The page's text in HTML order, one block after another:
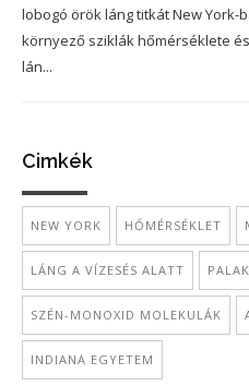
lobogó örök láng titkát New York-
környező sziklák hőmérséklete
lán...
Cimkék
NEW YORK HŐMÉRSÉKLET
LÁNG A VÍZESÉS ALATT
SZÉN-MONOXID MOLEKULÁK
INDIANA EGYETEM